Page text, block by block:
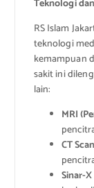
Teknologi
RS Islam
teknologi
kemampuan
sakit ini
lain:
MRI
CT
Sinar-